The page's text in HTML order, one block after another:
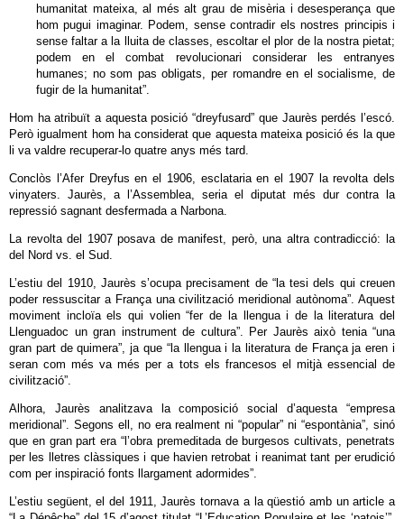
humanitat mateixa, al més alt grau de misèria i desesperança que
hom pugui imaginar. Podem, sense contradir els nostres principis i
sense faltar a la lluita de classes, escoltar el plor de la nostra pietat;
podem en el combat revolucionari considerar les entranyes
humanes; no som pas obligats, per romandre en el socialisme, de
fugir de la humanitat”.
Hom ha atribuït a aquesta posició “dreyfusard” que Jaurès perdés l’escó.
Però igualment hom ha considerat que aquesta mateixa posició és la que
li va valdre recuperar-lo quatre anys més tard.
Conclòs l’Afer Dreyfus en el 1906, esclataria en el 1907 la revolta dels
vinyaters. Jaurès, a l’Assemblea, seria el diputat més dur contra la
repressió sagnant desfermada a Narbona.
La revolta del 1907 posava de manifest, però, una altra contradicció: la
del Nord vs. el Sud.
L’estiu del 1910, Jaurès s’ocupa precisament de “la tesi dels qui creuen
poder ressuscitar a França una civilització meridional autònoma”. Aquest
moviment incloïa els qui volien “fer de la llengua i de la literatura del
Llenguadoc un gran instrument de cultura”. Per Jaurès això tenia “una
gran part de quimera”, ja que “la llengua i la literatura de França ja eren i
seran com més va més per a tots els francesos el mitjà essencial de
civilització”.
Alhora, Jaurès analitzava la composició social d’aquesta “empresa
meridional”. Segons ell, no era realment ni “popular” ni “espontània”, sinó
que en gran part era “l’obra premeditada de burgesos cultivats, penetrats
per les lletres clàssiques i que havien retrobat i reanimat tant per erudició
com per inspiració fonts llargament adormides”.
L’estiu següent, el del 1911, Jaurès tornava a la qüestió amb un article a